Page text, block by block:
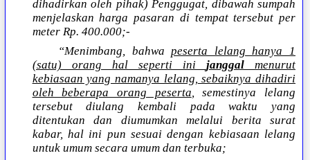
dihadirkan oleh pihak) Penggugat, dibawah sumpah
menjelaskan harga pasaran di tempat tersebut per
meter Rp. 400.000;-
“Menimbang, bahwapeserta lelang hanya 1
(satu) orang hal seperti ini janggalmenurut
kebiasaan yang namanya lelang, sebaiknya dihadiri
oleh beberapa orang peserta, semestinya lelang
tersebut diulang kembali pada waktu yang
ditentukan dan diumumkan melalui berita surat
kabar, hal ini pun sesuai dengan kebiasaan lelang
untuk umum secara umum dan terbuka;